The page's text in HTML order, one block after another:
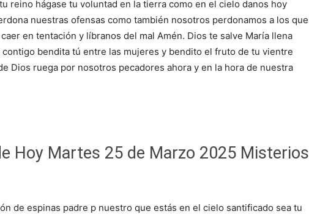
reino hágase tu voluntad en la tierra como en el cielo danos hoy
nuestras ofensas como también nosotros perdonamos a los que
en tentación y líbranos del mal Amén. Dios te salve María llena
bendita tú entre las mujeres y bendito el fruto de tu vientre
Dios ruega por nosotros pecadores ahora y en la hora de nuestra
Hoy Martes 25 de Marzo 2025 Misterios
de espinas padre p nuestro que estás en el cielo santificado sea tu